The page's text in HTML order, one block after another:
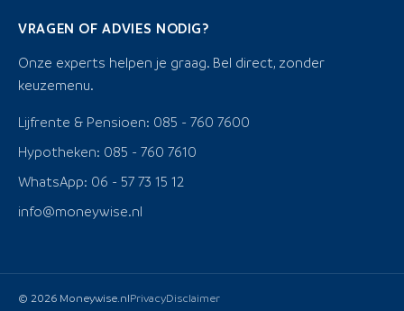
VRAGEN OF ADVIES NODIG?
Onze experts helpen je graag. Bel direct, zonder
keuzemenu.
Lijfrente & Pensioen: 085 - 760 7600
Hypotheken: 085 - 760 7610
WhatsApp: 06 - 57 73 15 12
info@moneywise.nl
© 2026 Moneywise.nlPrivacyDisclaimer